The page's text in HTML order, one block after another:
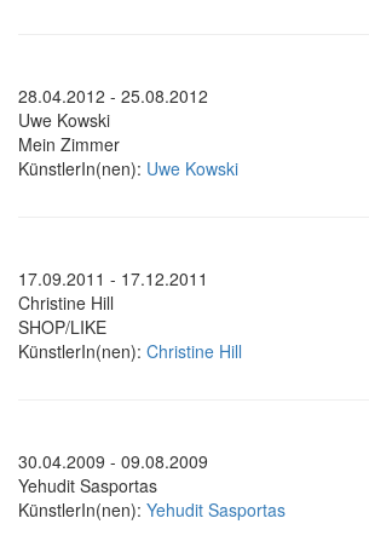
28.04.2012 - 25.08.2012
Uwe Kowski
Mein Zimmer
KünstlerIn(nen): Uwe Kowski
17.09.2011 - 17.12.2011
Christine Hill
SHOP/LIKE
KünstlerIn(nen): Christine Hill
30.04.2009 - 09.08.2009
Yehudit Sasportas
KünstlerIn(nen): Yehudit Sasportas